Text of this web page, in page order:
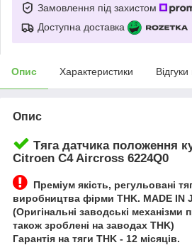
Замовлення під захистом
Доступна доставка
Опис Характеристики
Опис
Тяга датчика положення
Citroen C4 Aircross 6224Q0
Преміум якість, регульовані
виробництва фірми THK. MADE IN
(Оригінальні заводські механізми
також зроблені на заводах THK)
Гарантія на тяги THK - 12 місяців.